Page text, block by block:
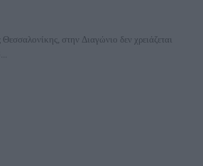
στην Διαγώνιο δεν χρειάζεται